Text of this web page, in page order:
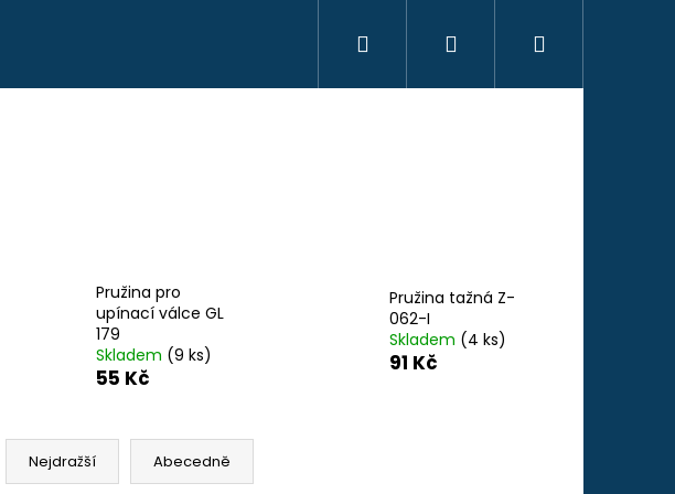
Přihlášení
Pružina pro
upínací válce GL
179
Skladem (9 ks)
55 Kč
Pružina tažná Z-
062-I
Skladem (4 ks)
91 Kč
Nejdražší Abecedně